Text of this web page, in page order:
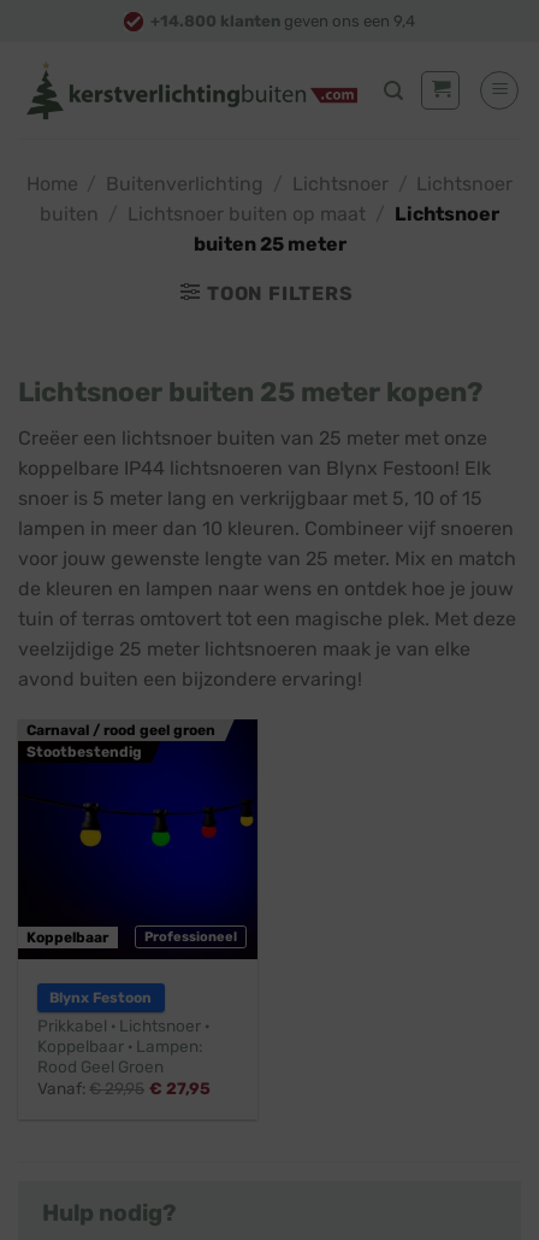
content
+14.800 klanten geven ons een 9,4
Home Buitenverlichting Lichtsnoer
Lichtsnoer
buiten
Lichtsnoer buiten op maat
Lichtsnoer
buiten 25 meter
TOON FILTERS
Lichtsnoer buiten 25 meter kopen?
Creëer een lichtsnoer buiten van 25 meter met onze
koppelbare IP44 lichtsnoeren van Blynx Festoon! Elk
snoer is 5 meter lang en verkrijgbaar met 5, 10 of 15
lampen in meer dan 10 kleuren. Combineer vijf snoeren
voor jouw gewenste lengte van 25 meter. Mix en match
de kleuren en lampen naar wens en ontdek hoe je jouw
tuin of terras omtovert tot een magische plek. Met deze
veelzijdige 25 meter lichtsnoeren maak je van elke
avond buiten een bijzondere ervaring!
Carnaval / rood geel groen
Stootbestendig
Professioneel
Koppelbaar
Blynx Festoon
Prikkabel · Lichtsnoer ·
Koppelbaar · Lampen:
Rood Geel Groen
Vanaf:€29,95 € 27,95
Hulp nodig?